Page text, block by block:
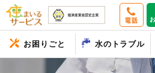
電話
お困りごと 水のトラブル